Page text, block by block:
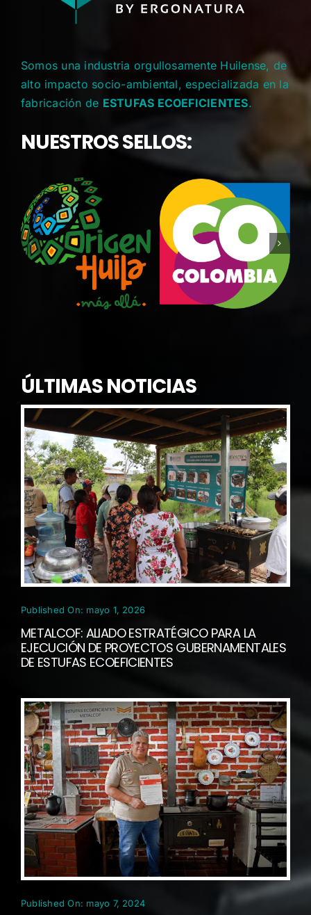
Somos una industria orgullosamente Huilense, de
alto impacto socio-ambiental, especializada en la
fabricación de ESTUFAS ECOEFICIENTES.
NUESTROS SELLOS:
ÚLTIMAS NOTICIAS
Published On: mayo 1, 2026
METALCOF: ALIADO ESTRATÉGICO PARA LA
EJECUCIÓN DE PROYECTOS GUBERNAMENTALES
DE ESTUFAS ECOEFICIENTES
Published On: mayo 7, 2024